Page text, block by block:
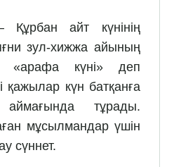
айт күнінің
зул-хижжа айының
«арафа күні» деп
қажылар күн батқанға
тұрады.
мұсылмандар үшін
сүннет.